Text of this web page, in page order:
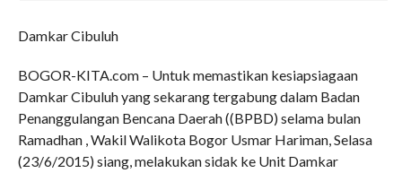
Damkar Cibuluh
BOGOR-KITA.com – Untuk memastikan kesiapsiagaan
Damkar Cibuluh yang sekarang tergabung dalam Badan
Penanggulangan Bencana Daerah ((BPBD) selama bulan
Ramadhan , Wakil Walikota Bogor Usmar Hariman, Selasa
(23/6/2015) siang, melakukan sidak ke Unit Damkar